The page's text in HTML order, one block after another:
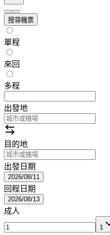
搜尋機票
單程
來回
多程
出發地
目的地
出發日期
2026/08/11
回程日期
2026/08/13
成人
1